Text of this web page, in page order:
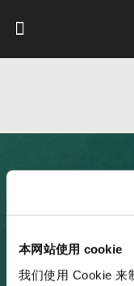
本网站使用 cookie
我们使用 Cookie 来